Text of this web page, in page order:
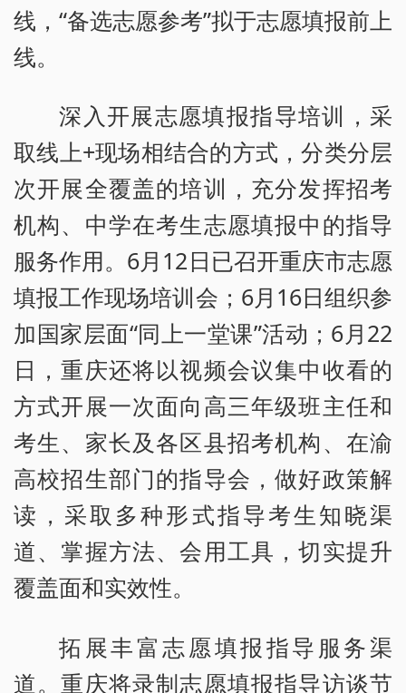
线，“备选志愿参考”拟于志愿填报前上
线。
深入开展志愿填报指导培训，采
取线上+现场相结合的方式，分类分层
次开展全覆盖的培训，充分发挥招考
机构、中学在考生志愿填报中的指导
服务作用。6月12日已召开重庆市志愿
填报工作现场培训会；6月16日组织参
加国家层面“同上一堂课”活动；6月22
日，重庆还将以视频会议集中收看的
方式开展一次面向高三年级班主任和
考生、家长及各区县招考机构、在渝
高校招生部门的指导会，做好政策解
读，采取多种形式指导考生知晓渠
道、掌握方法、会用工具，切实提升
覆盖面和实效性。
拓展丰富志愿填报指导服务渠
道。重庆将录制志愿填报指导访谈节